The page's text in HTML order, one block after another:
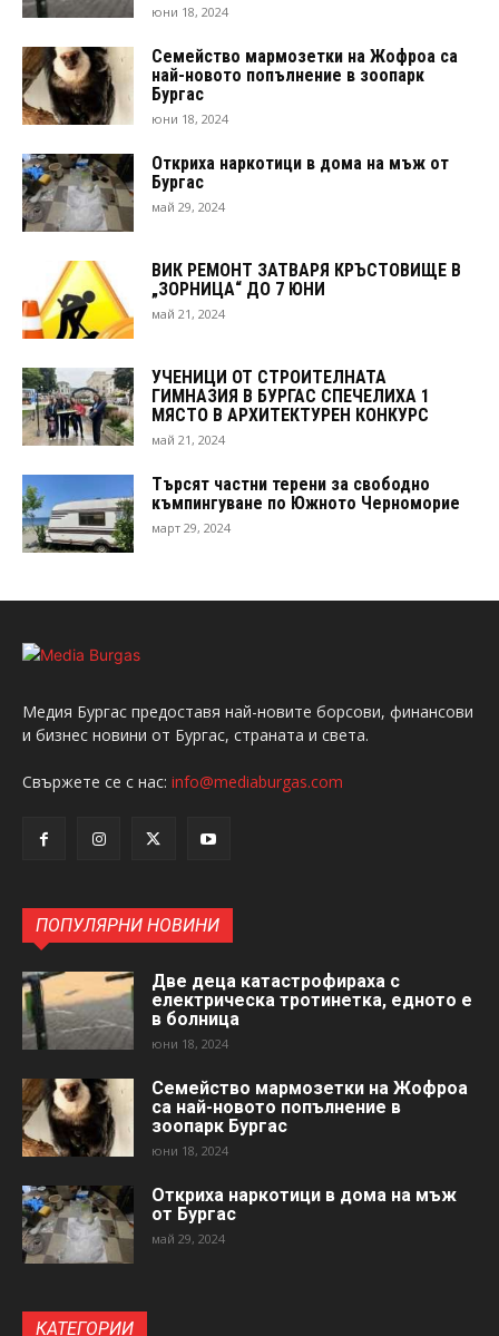
юни 18, 2024
Семейство мармозетки на Жофроа са
най-новото попълнение в зоопарк
Бургас
юни 18, 2024
Откриха наркотици в дома на мъж от
Бургас
май 29, 2024
ВИК РЕМОНТ ЗАТВАРЯ КРЪСТОВИЩЕ В
„ЗОРНИЦА“ ДО 7 ЮНИ
май 21, 2024
УЧЕНИЦИ ОТ СТРОИТЕЛНАТА
ГИМНАЗИЯ В БУРГАС СПЕЧЕЛИХА 1
МЯСТО В АРХИТЕКТУРЕН КОНКУРС
май 21, 2024
Търсят частни терени за свободно
къмпингуване по Южното Черноморие
март 29, 2024
Медия Бургас предоставя най-новите борсови, финансови
и бизнес новини от Бургас, страната и света.
Свържете се с нас: info@mediaburgas.com
ПОПУЛЯРНИ НОВИНИ
Две деца катастрофираха с
електрическа тротинетка, едното е
в болница
юни 18, 2024
Семейство мармозетки на Жофроа
са най-новото попълнение в
зоопарк Бургас
юни 18, 2024
Откриха наркотици в дома на мъж
от Бургас
май 29, 2024
КАТЕГОРИИ